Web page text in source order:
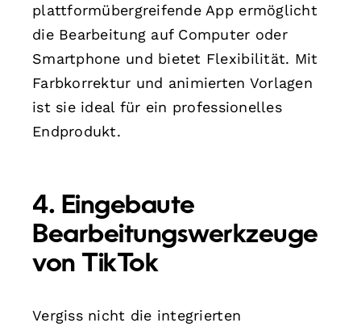
plattformübergreifende App ermöglicht
die Bearbeitung auf Computer oder
Smartphone und bietet Flexibilität. Mit
Farbkorrektur und animierten Vorlagen
ist sie ideal für ein professionelles
Endprodukt.
4. Eingebaute
Bearbeitungswerkzeuge
von TikTok
Vergiss nicht die integrierten